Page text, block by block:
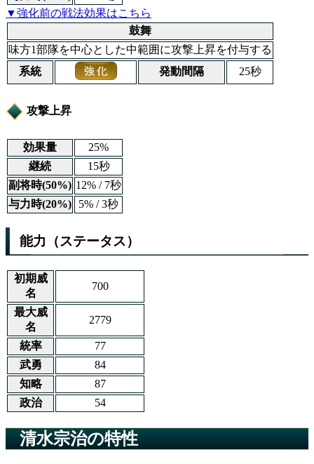
▼強化前の戦法効果はこちら
鼓舞
味方1部隊を中心とした中範囲に攻撃上昇を付与する
系統
発動間隔 25秒
攻撃上昇
効果量
25%
継続
15秒
副将時(50%) 12% / 7秒
与力時(20%)
5% / 3秒
能力（ステータス）
初期威
名
700
最大威
名
2779
統率
77
武勇
84
知略
87
政治
54
清水宗治の特性